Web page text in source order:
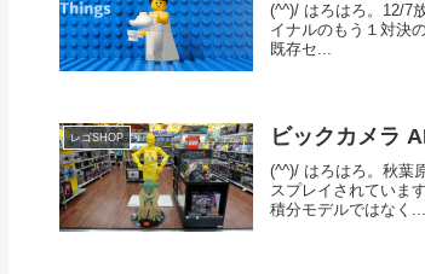
(^^)/ はろはろ。12/7
イナルのもう１対決
既存セ...
レゴSHOP ビックカメラ
(^^)/ はろはろ。秋葉
スプレイされていま
積分モデルではなく...